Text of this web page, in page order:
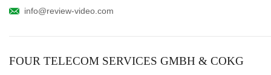
info@review-video.com
FOUR TELECOM SERVICES GMBH & COKG